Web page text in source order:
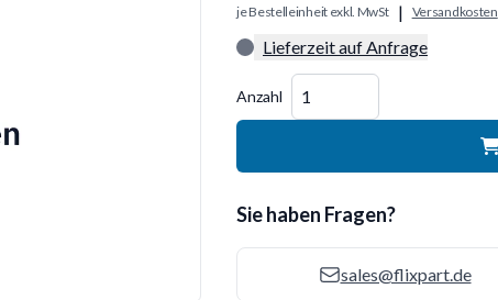
je Bestelleinheit exkl. MwSt | Versandkosten
Lieferzeit auf Anfrage
Anzahl
Sie haben Fragen?
sales@flixpart.de